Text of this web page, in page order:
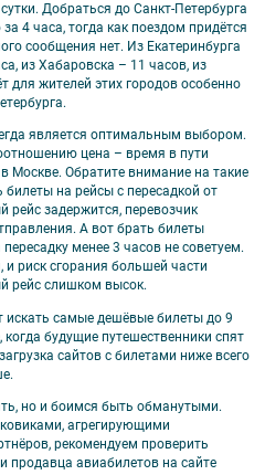
Добраться до Санкт-Петербурга
4 часа, тогда как поездом придётся
сообщения нет. Из Екатеринбурга
из Хабаровска – 11 часов, из
для жителей этих городов особенно
является оптимальным выбором.
цена – время в пути
Москве. Обратите внимание на такие
на рейсы с пересадкой от
задержится, перевозчик
А вот брать билеты
менее 3 часов не советуем.
и риск сгорания большей части
рейс слишком высок.
искать самые дешёвые билеты до 9
будущие путешественники спят
сайтов с билетами ниже всего
но и боимся быть обманутыми.
агрегирующими
рекомендуем проверить
продавца авиабилетов на сайте